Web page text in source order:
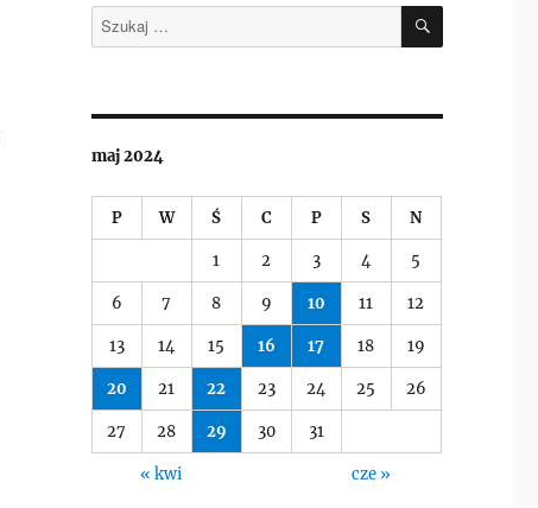
Szukaj: SZUKAJ
maj 2024
P W Ś C P S N
1 2 3 4 5
6 7 8 9 10 11 12
13 14 15 16 17 18 19
20 21 22 23 24 25 26
27 28 29 30 31
« kwi cze »